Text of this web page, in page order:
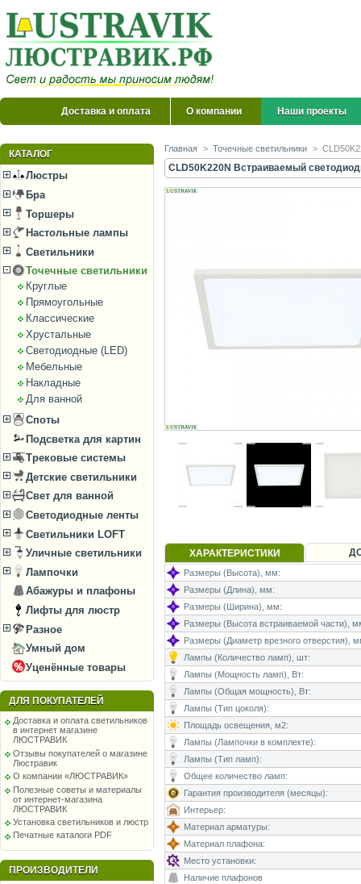
Доставка и оплата О компании Наши проекты
КАТАЛОГ
Люстры
Бра
Торшеры
Настольные лампы
Светильники
Точечные светильники
Круглые
Прямоугольные
Классические
Хрустальные
Светодиодные (LED)
Мебельные
Накладные
Для ванной
Споты
Подсветка для картин
Трековые системы
Детские светильники
Свет для ванной
Светодиодные ленты
Светильники LOFT
Уличные светильники
Лампочки
Абажуры и плафоны
Лифты для люстр
Разное
Умный дом
Уценённые товары
ДЛЯ ПОКУПАТЕЛЕЙ
Доставка и оплата светильников
в интернет магазине
ЛЮСТРАВИК
Отзывы покупателей о магазине
Люстравик
О компании «ЛЮСТРАВИК»
Полезные советы и материалы
от интернет-магазина
ЛЮСТРАВИК
Установка светильников и люстр
Печатные каталоги PDF
ПРОИЗВОДИТЕЛИ
Главная > Точечные светильники >
CLD50K220N Встраиваемый
ХАРАКТЕРИСТИКИ
Размеры (Высота), мм:
Размеры (Длина), мм:
Размеры (Ширина), мм:
Размеры (Высота встраиваемой части),
Размеры (Диаметр врезного отверстия),
Лампы (Количество ламп), шт:
Лампы (Мощность ламп), Вт:
Лампы (Общая мощность), Вт:
Лампы (Тип цоколя):
Площадь освещения, м2:
Лампы (Лампочки в комплекте):
Лампы (Тип ламп):
Общее количество ламп:
Гарантия производителя (месяцы):
Интерьер:
Материал арматуры:
Материал плафона:
Место установки:
Наличие плафонов